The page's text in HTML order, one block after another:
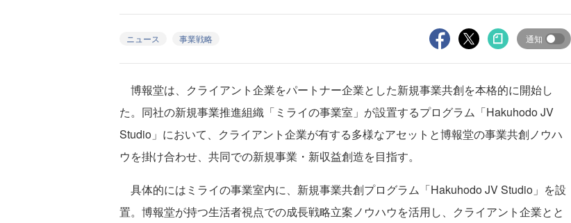
ニュース 事業戦略 通知
博報堂は、クライアント企業をパートナー企業とした新規事業共創を本格的に開始し
た。同社の新規事業推進組織「ミライの事業室」が設置するプログラム「Hakuhodo JV
Studio」において、クライアント企業が有する多様なアセットと博報堂の事業共創ノウハ
ウを掛け合わせ、共同での新規事業・新収益創造を目指す。
具体的にはミライの事業室内に、新規事業共創プログラム「Hakuhodo JV Studio」を設
置。博報堂が持つ生活者視点での成長戦略立案ノウハウを活用し、クライアント企業とと